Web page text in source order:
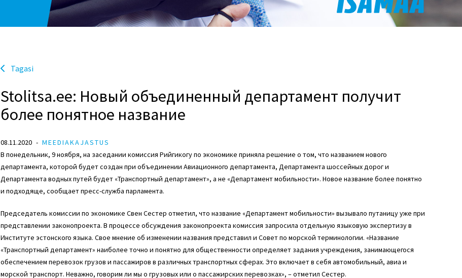
Tagasi
Stolitsa.ee: Новый объединенный департамент получит
более понятное название
08.11.2020
MEEDIAKAJASTUS
В понедельник, 9 ноября, на заседании комиссия Рийгикогу по экономике приняла решение о том, что названием нового
департамента, которой будет создан при объединении Авиационного департамента, Департамента шоссейных дорог и
Департамента водных путей будет «Транспортный департамент», а не «Департамент мобильности». Новое название более понятно
и подходяще, сообщает пресс-служба парламента.
Председатель комиссии по экономике Свен Сестер отметил, что название «Департамент мобильности» вызывало путаницу уже при
представлении законопроекта. В процессе обсуждения законопроекта комиссия запросила отдельную языковую экспертизу в
Институте эстонского языка. Свое мнение об изменении названия представил и Совет по морской терминологии. «Название
«Транспортный департамент» наиболее точно и понятно для общественности определяет задания учреждения, занимающегося
обеспечением перевозок грузов и пассажиров в различных транспортных сферах. Это включает в себя автомобильный, авиа и
морской транспорт. Неважно, говорим ли мы о грузовых или о пассажирских перевозках», – отметил Сестер.